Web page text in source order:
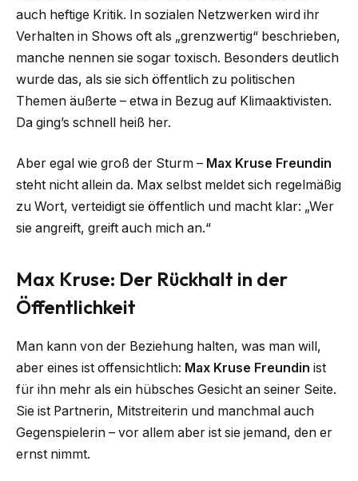
auch heftige Kritik. In sozialen Netzwerken wird ihr
Verhalten in Shows oft als „grenzwertig“ beschrieben,
manche nennen sie sogar toxisch. Besonders deutlich
wurde das, als sie sich öffentlich zu politischen
Themen äußerte – etwa in Bezug auf Klimaaktivisten.
Da ging’s schnell heiß her.
Aber egal wie groß der Sturm – Max Kruse Freundin
steht nicht allein da. Max selbst meldet sich regelmäßig
zu Wort, verteidigt sie öffentlich und macht klar: „Wer
sie angreift, greift auch mich an.“
Max Kruse: Der Rückhalt in der
Öffentlichkeit
Man kann von der Beziehung halten, was man will,
aber eines ist offensichtlich: Max Kruse Freundin ist
für ihn mehr als ein hübsches Gesicht an seiner Seite.
Sie ist Partnerin, Mitstreiterin und manchmal auch
Gegenspielerin – vor allem aber ist sie jemand, den er
ernst nimmt.